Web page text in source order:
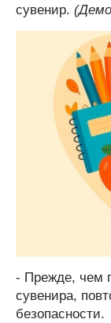
сувенир.
- Прежде, чем
сувенира,
безопасности.